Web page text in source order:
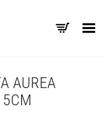
Toggle Menu
AUREA